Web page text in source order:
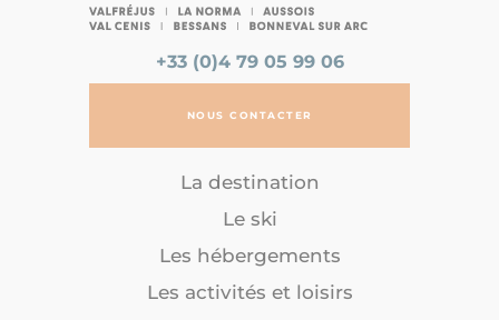
+33 (0)4 79 05 99 06
NOUS CONTACTER
La destination
Le ski
Les hébergements
Les activités et loisirs